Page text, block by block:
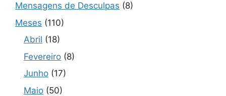
Mensagens de Desculpas (8)
Meses (110)
Abril (18)
Fevereiro (8)
Junho (17)
Maio (50)